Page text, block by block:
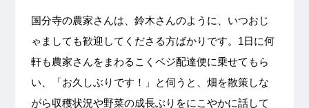
国分寺の農家さんは、鈴木さんのように、いつおじ
ゃましても歓迎してくださる方ばかりです。1日に何
軒も農家さんをまわるこくベジ配達便に乗せてもら
い、「お久しぶりです！」と伺うと、畑を散策しな
がら収穫状況や野菜の成長ぶりをにこやかに話して